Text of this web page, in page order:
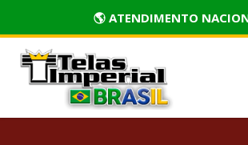
🏅 PRODUTOS